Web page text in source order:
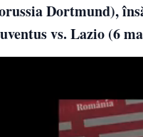
Dortmund),
vs. Lazio (6